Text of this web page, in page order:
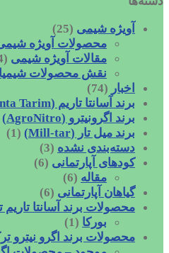
آویژه شیمی (25)
محصولات آویژه
مقالات آویژه شیمی (14)
نقش محصولات
اخبار (74)
برند آسانتا تاریم (Asanta Tarim)
برند اگرونیترو (AgroNitro)
برند میل تار (Mill-tar)
(1)
دسته‌بندی نشده (3)
کودهای آپارتمانی (6)
مقاله (6)
گیاهان آپارتمانی (6)
محصولات برند آسانتا تاریم
بورکا (1)
محصولات برند اگرو نیترو